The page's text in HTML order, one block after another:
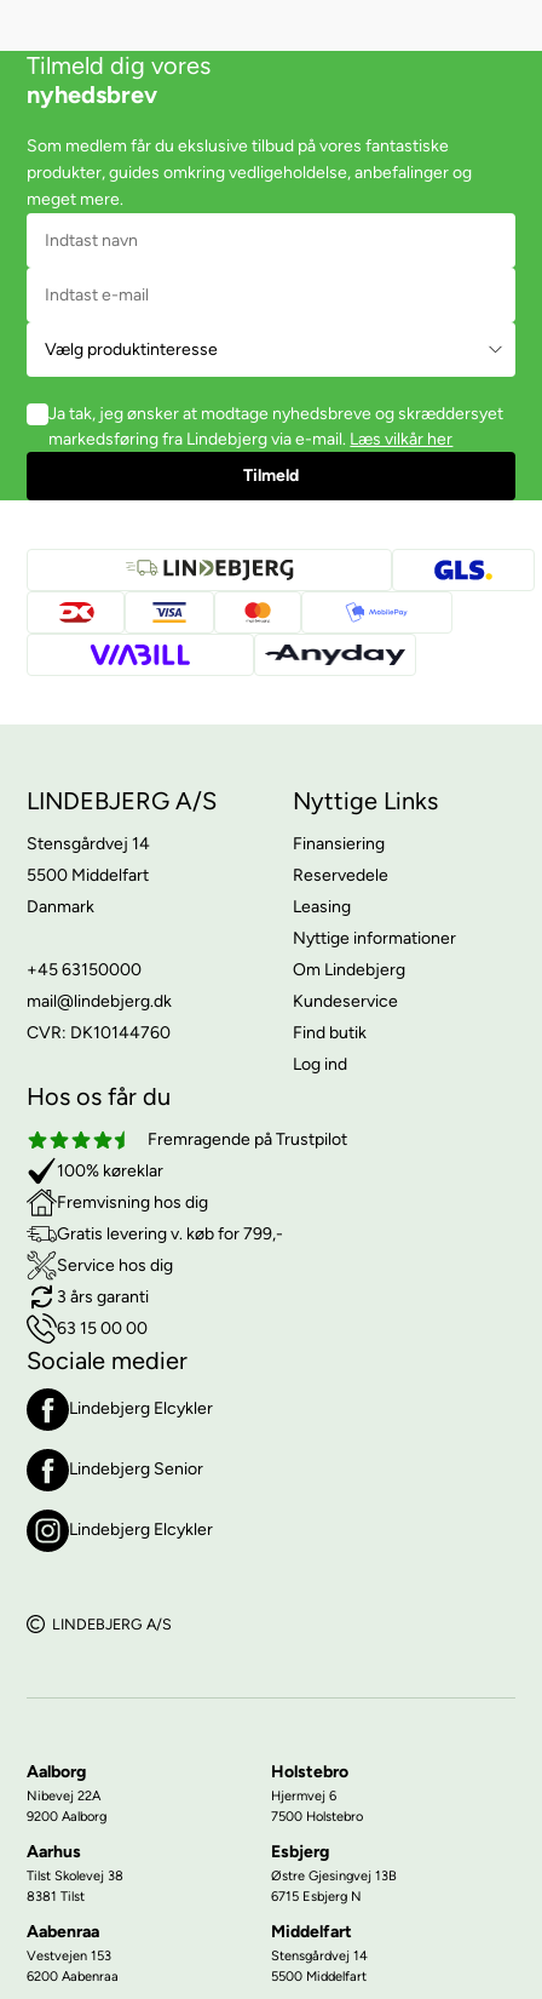
Tilmeld dig vores
nyhedsbrev
Som medlem får du ekslusive tilbud på vores fantastiske
produkter, guides omkring vedligeholdelse, anbefalinger og
meget mere.
Ja tak, jeg ønsker at modtage nyhedsbreve og skræddersyet
markedsføring fra Lindebjerg via e-mail. Læs vilkår her
LINDEBJERG A/S
Stensgårdvej 14
5500 Middelfart
Danmark
+45 63150000
mail@lindebjerg.dk
CVR: DK10144760
Nyttige Links
Finansiering
Reservedele
Leasing
Nyttige informationer
Om Lindebjerg
Kundeservice
Find butik
Log ind
Hos os får du
Fremragende på Trustpilot
100% køreklar
Fremvisning hos dig
Gratis levering v. køb for 799,-
Service hos dig
3 års garanti
63 15 00 00
Sociale medier
Lindebjerg Elcykler
Lindebjerg Senior
Lindebjerg Elcykler
LINDEBJERG A/S
Aalborg
Nibevej 22A
9200 Aalborg
Holstebro
Hjermvej 6
7500 Holstebro
Aarhus
Tilst Skolevej 38
8381 Tilst
Esbjerg
Østre Gjesingvej 13B
6715 Esbjerg N
Aabenraa
Vestvejen 153
6200 Aabenraa
Middelfart
Stensgårdvej 14
5500 Middelfart